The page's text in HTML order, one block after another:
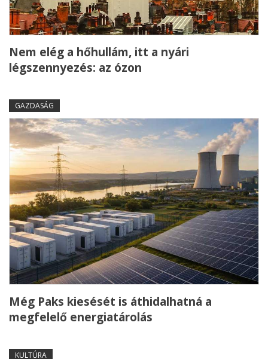
Nem elég a hőhullám, itt a nyári
légszennyezés: az ózon
GAZDASÁG
Még Paks kiesését is áthidalhatná a
megfelelő energiatárolás
KULTÚRA